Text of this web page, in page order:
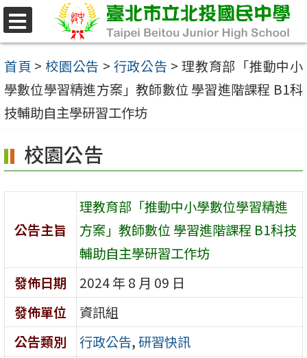
跳
至
主
要
內
區
首頁 > 校園公告 > 行政公告 > 理教育部「推動中小
學數位學習精進方案」教師數位 學習進階課程 B1科
技輔助自主學研習工作坊
校園公告
公告主旨
理教育部「推動中小學數位學習精進
方案」教師數位 學習進階課程 B1科技
輔助自主學研習工作坊
發佈日期
2024 年 8 月 09 日
發佈單位
資訊組
公告類別
行政公告,研習快訊
選
單